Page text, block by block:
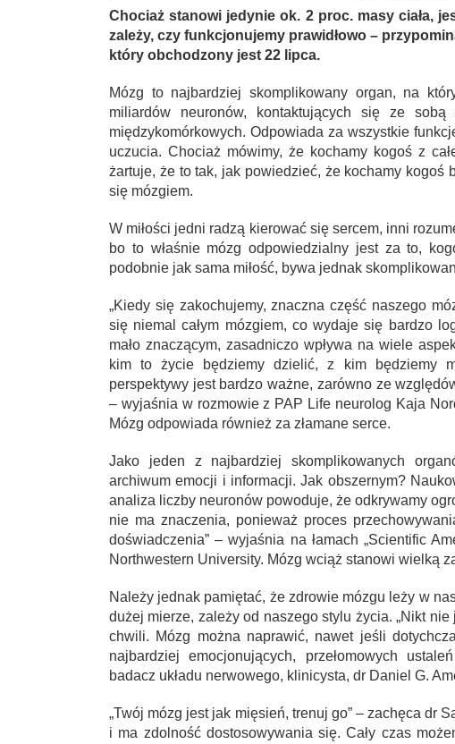
Chociaż stanowi jedynie ok. 2 proc. masy ciała,
zależy, czy funkcjonujemy prawidłowo –
który obchodzony jest 22 lipca.
Mózg to najbardziej skomplikowany organ, na
miliardów neuronów, kontaktujących się ze sobą
międzykomórkowych. Odpowiada za wszystkie
uczucia. Chociaż mówimy, że kochamy kogoś z
żartuje, że to tak, jak powiedzieć, że kochamy kogoś
się mózgiem.
W miłości jedni radzą kierować się sercem, inni
bo to właśnie mózg odpowiedzialny jest za to,
podobnie jak sama miłość, bywa jednak
„Kiedy się zakochujemy, znaczna część naszego
się niemal całym mózgiem, co wydaje się bardzo
mało znaczącym, zasadniczo wpływa na wiele
kim to życie będziemy dzielić, z kim będziemy
perspektywy jest bardzo ważne, zarówno ze
– wyjaśnia w rozmowie z PAP Life neurolog Kaja
Mózg odpowiada również za złamane serce.
Jako jeden z najbardziej skomplikowanych
archiwum emocji i informacji. Jak obszernym?
analiza liczby neuronów powoduje, że odkrywamy
nie ma znaczenia, ponieważ proces
doświadczenia” – wyjaśnia na łamach „Scientific
Northwestern University. Mózg wciąż stanowi wielką
Należy jednak pamiętać, że zdrowie mózgu leży w
dużej mierze, zależy od naszego stylu życia. „Nikt
chwili. Mózg można naprawić, nawet jeśli
najbardziej emocjonujących, przełomowych
badacz układu nerwowego, klinicysta, dr Daniel G.
„Twój mózg jest jak mięsień, trenuj go” – zachęca dr
i ma zdolność dostosowywania się. Cały czas